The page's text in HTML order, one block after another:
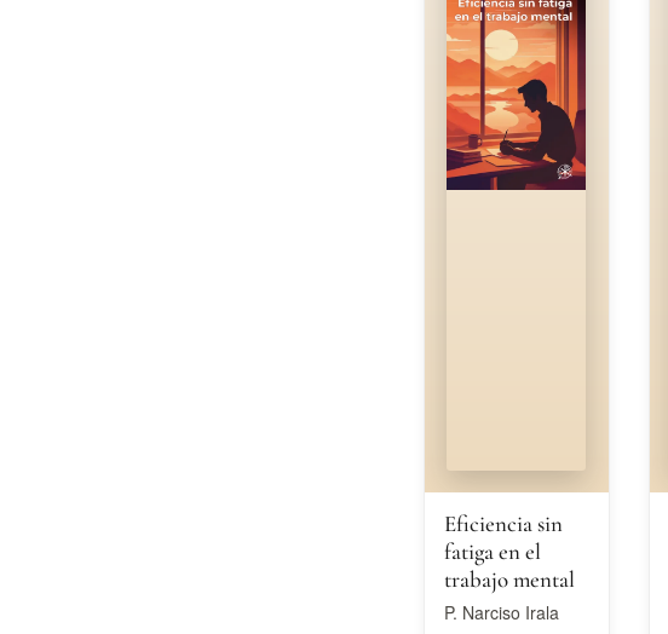
Eficiencia sin
fatiga en el
trabajo mental
P. Narciso Irala